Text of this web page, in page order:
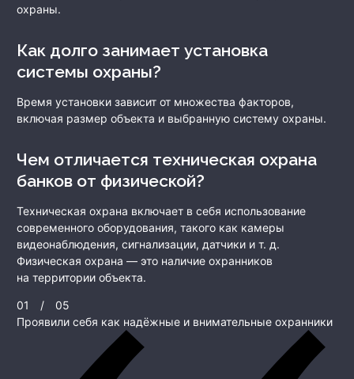
охраны.
Как долго занимает установка
системы охраны?
Время установки зависит от множества факторов,
включая размер объекта и выбранную систему охраны.
Чем отличается техническая охрана
банков от физической?
Техническая охрана включает в себя использование
современного оборудования, такого как камеры
видеонаблюдения, сигнализации, датчики и т. д.
Физическая охрана — это наличие охранников
на территории объекта.
01 /
05
Проявили себя как надёжные и внимательные охранники